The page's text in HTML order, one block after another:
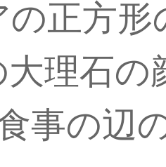
正方
理石
事の辺